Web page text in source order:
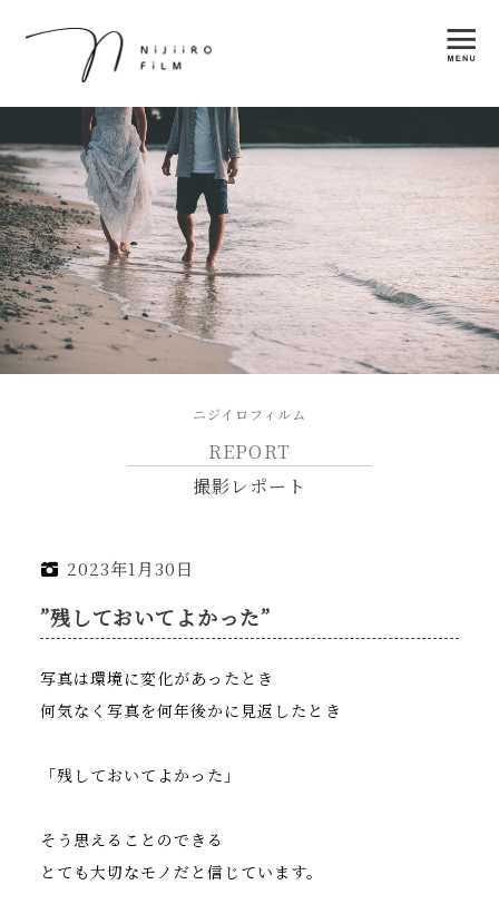
ニジイロフィルム
REPORT
撮影レポート
2023年1月30日
”残しておいてよかった”
写真は環境に変化があったとき
何気なく写真を何年後かに見返したとき
「残しておいてよかった」
そう思えることのできる
とても大切なモノだと信じています。